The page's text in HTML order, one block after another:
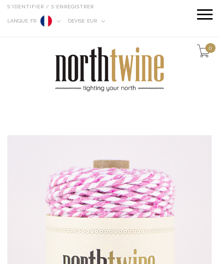
S'IDENTIFIER / S'ENREGISTRER
LANGUE: FR DEVISE: EUR
0